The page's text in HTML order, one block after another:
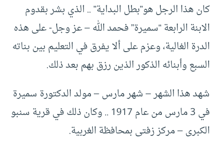
كان هذا الرجل هو”بطل البداية” .. الذي بشر بقدوم
الابنة الرابعة “سميرة” فحمد الله – عز وجل- على هذه
الدرة الغالية، وعزم على ألا يفرق في التعليم بين بناته
السبع وأبنائه الذكور الذين رزق بهم بعد ذلك.
شهد هذا الشهر – شهر مارس – مولد الدكتورة سميرة
في 3 مارس من عام 1917 .. وكان ذلك في قرية سنبو
الكبرى – مركز زفتى بمحافظة الغربية.